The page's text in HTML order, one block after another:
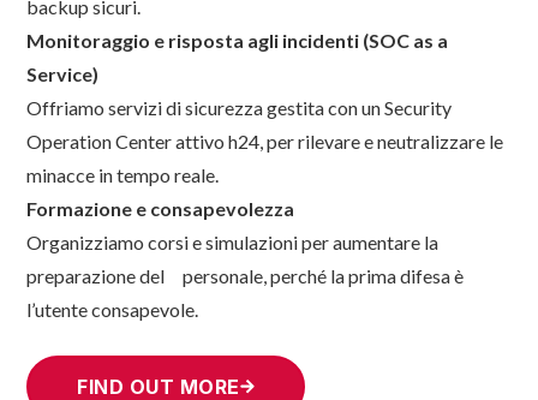
backup sicuri.
Monitoraggio e risposta agli incidenti (SOC as a
Service)
Offriamo servizi di sicurezza gestita con un Security
Operation Center attivo h24, per rilevare e neutralizzare le
minacce in tempo reale.
Formazione e consapevolezza
Organizziamo corsi e simulazioni per aumentare la
preparazione del personale, perché la prima difesa è
l’utente consapevole.
FIND OUT MORE